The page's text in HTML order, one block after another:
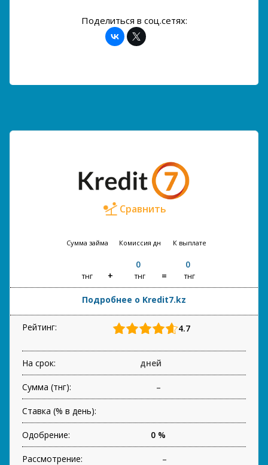
Поделиться в соц.сетях:
Сравнить
Сумма займа
тнг
Комиссия дн
0
тнг
К выплате
0
тнг
Подробнее о Kredit7.kz
Рейтинг: 4.7
На срок: дней
Сумма (тнг): –
Ставка (% в день):
Одобрение: 0 %
Рассмотрение: –